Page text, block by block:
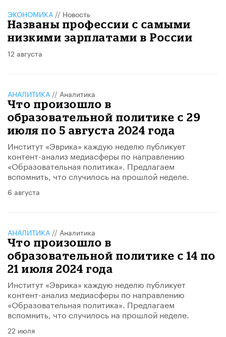
ЭКОНОМИКА // Новость
Названы профессии с самыми
низкими зарплатами в России
12 августа
АНАЛИТИКА // Аналитика
Что произошло в
образовательной политике с 29
июля по 5 августа 2024 года
Институт «Эврика» каждую неделю публикует
контент-анализ медиасферы по направлению
«Образовательная политика». Предлагаем
вспомнить, что случилось на прошлой неделе.
6 августа
АНАЛИТИКА // Аналитика
Что произошло в
образовательной политике с 14 по
21 июля 2024 года
Институт «Эврика» каждую неделю публикует
контент-анализ медиасферы по направлению
«Образовательная политика». Предлагаем
вспомнить, что случилось на прошлой неделе.
22 июля